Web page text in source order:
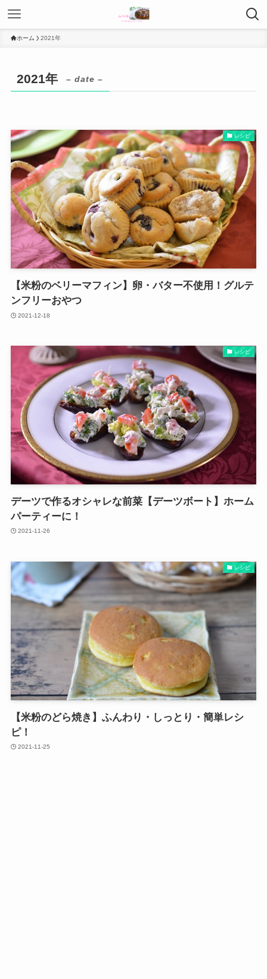
ホーム 2021年
2021年 – date –
レシピ
【米粉のベリーマフィン】卵・バター不使用！グルテ
ンフリーおやつ
2021-12-18
レシピ
デーツで作るオシャレな前菜【デーツボート】ホーム
パーティーに！
2021-11-26
レシピ
【米粉のどら焼き】ふんわり・しっとり・簡単レシ
ピ！
2021-11-25